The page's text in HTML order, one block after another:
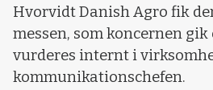
Hvorvidt Danish Agro fik
messen, som koncernen gik
vurderes internt i
kommunikationschefen.